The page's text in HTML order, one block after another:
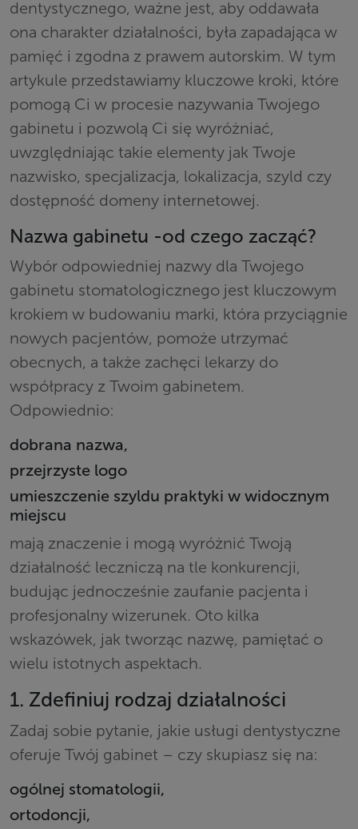
dentystycznego, ważne jest, aby oddawała
ona charakter działalności, była zapadająca w
pamięć i zgodna z prawem autorskim. W tym
artykule przedstawiamy kluczowe kroki, które
pomogą Ci w procesie nazywania Twojego
gabinetu i pozwolą Ci się wyróżniać,
uwzględniając takie elementy jak Twoje
nazwisko, specjalizacja, lokalizacja, szyld czy
dostępność domeny internetowej.
Nazwa gabinetu -od czego zacząć?
Wybór odpowiedniej nazwy dla Twojego
gabinetu stomatologicznego jest kluczowym
krokiem w budowaniu marki, która przyciągnie
nowych pacjentów, pomoże utrzymać
obecnych, a także zachęci lekarzy do
współpracy z Twoim gabinetem.
Odpowiednio:
dobrana nazwa,
przejrzyste logo
umieszczenie szyldu praktyki w widocznym
miejscu
mają znaczenie i mogą wyróżnić Twoją
działalność leczniczą na tle konkurencji,
budując jednocześnie zaufanie pacjenta i
profesjonalny wizerunek. Oto kilka
wskazówek, jak tworząc nazwę, pamiętać o
wielu istotnych aspektach.
1. Zdefiniuj rodzaj działalności
Zadaj sobie pytanie, jakie usługi dentystyczne
oferuje Twój gabinet – czy skupiasz się na:
ogólnej stomatologii,
ortodoncji,